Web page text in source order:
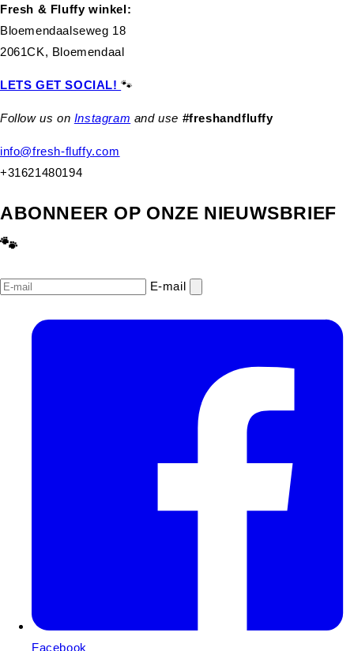
Fresh & Fluffy winkel:
Bloemendaalseweg 18
2061CK, Bloemendaal
LETS GET SOCIAL!🐾
Follow us on Instagram and use #freshandfluffy
info@fresh-fluffy.com
+31621480194
ABONNEER OP ONZE NIEUWSBRIEF
🐾
E‑mail
Facebook